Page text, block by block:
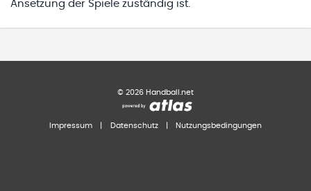
Ansetzung der Spiele zuständig ist.
© 2026 Handball.net
Impressum Datenschutz Nutzungsbedingungen